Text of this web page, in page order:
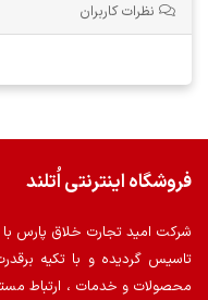
نظرات کاربران
فروشگاه اینترنتی اُتلند
شرکت امید تجارت خلاق پارس
تاسیس گردیده و با تکیه
محصولات و خدمات ، ارتباط